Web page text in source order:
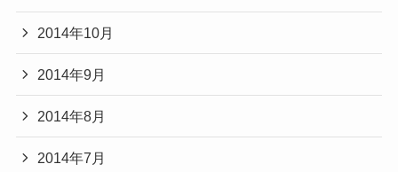
2014年10月
2014年9月
2014年8月
2014年7月